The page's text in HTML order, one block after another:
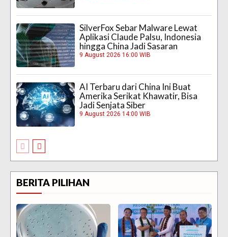
SilverFox Sebar Malware Lewat
Aplikasi Claude Palsu, Indonesia
hingga China Jadi Sasaran
9 August 2026 16:00 WIB
AI Terbaru dari China Ini Buat
Amerika Serikat Khawatir, Bisa
Jadi Senjata Siber
9 August 2026 14:00 WIB
BERITA PILIHAN